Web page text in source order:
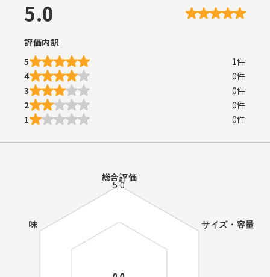
5.0
評価内訳
5
1件
4
0件
3
0件
2
0件
1
0件